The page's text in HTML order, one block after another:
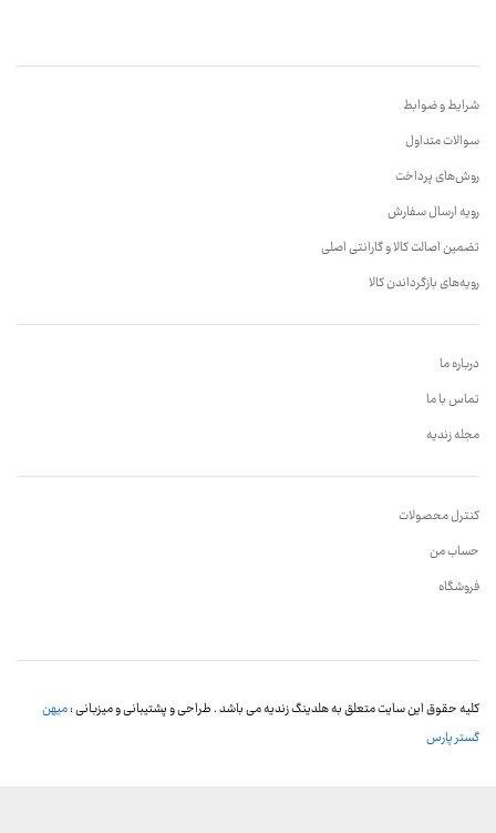
شرایط و ضوابط
سوالات متداول
روش‌های پرداخت
رویه ارسال سفارش
تضمین اصالت کالا و گارانتی اصلی
رویه‌های بازگرداندن کالا
درباره ما
تماس با ما
مجله زندیه
کنترل محصولات
حساب من
فروشگاه
کلیه حقوق این سایت متعلق به هلدینگ زندیه می باشد . طراحی و پشتیبانی و میزبانی :میهن
گستر پارس